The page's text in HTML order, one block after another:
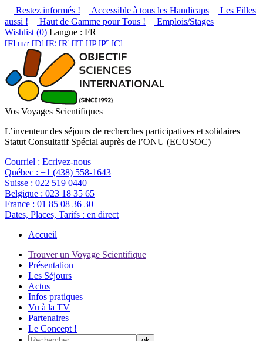
Restez informés ! Accessible à tous les Handicaps
Les Filles
aussi !
Haut de Gamme pour Tous !
Emplois/Stages
Wishlist (0) Langue : FR
Vos Voyages Scientifiques
L’inventeur des séjours de recherches participatives et solidaires
Statut Consultatif Spécial auprès de l’ONU (ECOSOC)
Courriel : Ecrivez-nous
Québec : +1 (438) 558-1643
Suisse : 022 519 0440
Belgique : 023 18 35 65
France : 01 85 08 36 30
Dates, Places, Tarifs : en direct
Accueil
Trouver un Voyage Scientifique
Présentation
Les Séjours
Actus
Infos pratiques
Vu à la TV
Partenaires
Le Concept !